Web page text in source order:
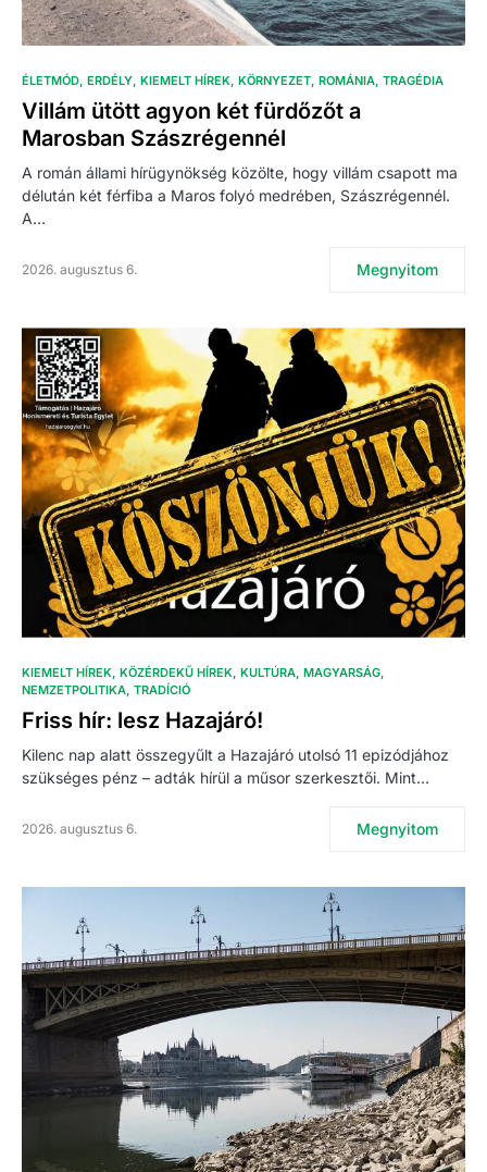
ÉLETMÓD ERDÉLY KIEMELT HÍREK KÖRNYEZET ROMÁNIA TRAGÉDIA
Villám ütött agyon két fürdőzőt a
Marosban Szászrégennél
A román állami hírügynökség közölte, hogy villám csapott ma
délután két férfiba a Maros folyó medrében, Szászrégennél.
A…
2026. augusztus 6. Megnyitom
KIEMELT HÍREK KÖZÉRDEKŰ HÍREK KULTÚRA MAGYARSÁG
NEMZETPOLITIKA TRADÍCIÓ
Friss hír: lesz Hazajáró!
Kilenc nap alatt összegyűlt a Hazajáró utolsó 11 epizódjához
szükséges pénz – adták hírül a műsor szerkesztői. Mint…
2026. augusztus 6. Megnyitom